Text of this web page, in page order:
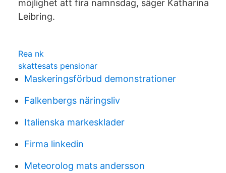
möjlighet att fira namnsdag, säger Katharina
Leibring.
Rea nk
skattesats pensionar
Maskeringsförbud demonstrationer
Falkenbergs näringsliv
Italienska markesklader
Firma linkedin
Meteorolog mats andersson